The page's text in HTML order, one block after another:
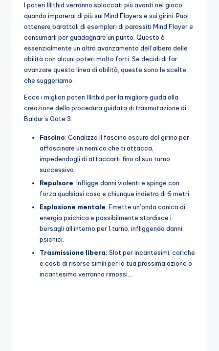
I poteri Illithid verranno sbloccati più avanti nel gioco
quando imparerai di più sui Mind Flayers e sui girini. Puoi
ottenere barattoli di esemplari di parassiti Mind Flayer e
consumarli per guadagnare un punto. Questo è
essenzialmente un altro avanzamento dell’albero delle
abilità con alcuni poteri molto forti. Se decidi di far
avanzare questa linea di abilità, queste sono le scelte
che suggeriamo.
Ecco i migliori poteri Illithid per la migliore guida alla
creazione della procedura guidata di trasmutazione di
Baldur’s Gate 3:
Fascino: Canalizza il fascino oscuro del girino per
affascinare un nemico che ti attacca,
impedendogli di attaccarti fino al suo turno
successivo.
Repulsore: Infligge danni violenti e spinge con
forza qualsiasi cosa e chiunque indietro di 6 metri.
Esplosione mentale: Emette un’onda conica di
energia psichica e possibilmente stordisce i
bersagli all’interno per 1 turno, infliggendo danni
psichici.
Trasmissione libera: Slot per incantesimi, cariche
e costi di risorse simili per la tua prossima azione o
incantesimo verranno rimossi….